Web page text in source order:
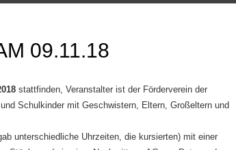
09.11.18
stattfinden, Veranstalter ist der Förderverein der
Schulkinder mit Geschwistern, Eltern, Großeltern und
unterschiedliche Uhrzeiten, die kursierten) mit einer